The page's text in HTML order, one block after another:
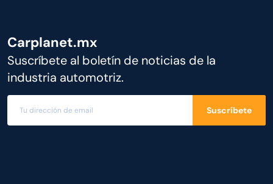
Carplanet.mx
Suscríbete al boletín de noticias de la
industria automotriz.
Suscríbete